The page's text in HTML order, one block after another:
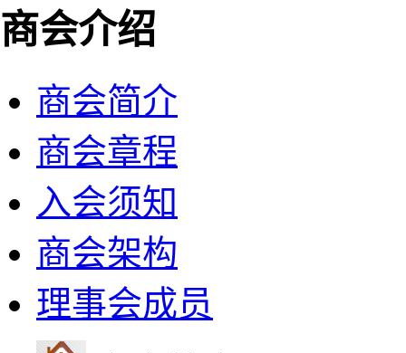
商会介绍
商会简介
商会章程
入会须知
商会架构
理事会成员